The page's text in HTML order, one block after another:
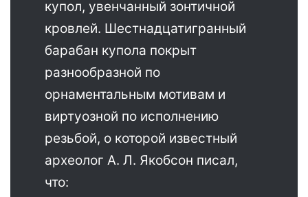
купол, увенчанный зонтичной
кровлей. Шестнадцатигранный
барабан купола покрыт
разнообразной по
орнаментальным мотивам и
виртуозной по исполнению
резьбой, о которой известный
археолог А. Л. Якобсон писал,
что: